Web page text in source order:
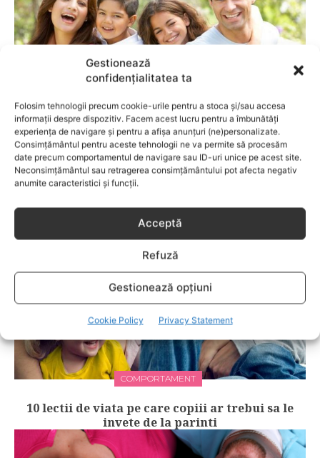
Gestionează
confidențialitatea ta
Folosim tehnologii precum cookie-urile pentru a stoca și/sau accesa
informații despre dispozitiv. Facem acest lucru pentru a îmbunătăți
experiența de navigare și pentru a afișa anunțuri (ne)personalizate.
Consimțământul pentru aceste tehnologii ne va permite să procesăm
date precum comportamentul de navigare sau ID-uri unice pe acest site.
Neconsimțământul sau retragerea consimțământului pot afecta negativ
anumite caracteristici și funcții.
Acceptă
Refuză
Gestionează opțiuni
Cookie Policy Privacy Statement
COMPORTAMENT
6 lucruri pe care parintii n-ar trebui sa le
astepte de la copiii lor
COMPORTAMENT
10 lectii de viata pe care copiii ar trebui sa le
invete de la parinti